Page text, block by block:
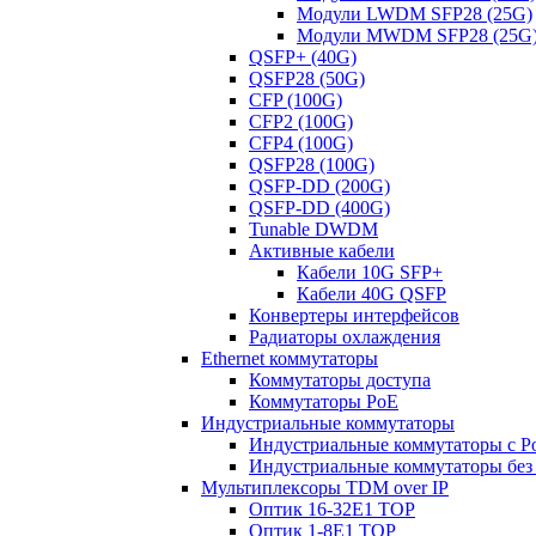
Модули LWDM SFP28 (25G)
Модули MWDM SFP28
QSFP+ (40G)
QSFP28 (50G)
CFP (100G)
CFP2 (100G)
CFP4 (100G)
QSFP28 (100G)
QSFP-DD (200G)
QSFP-DD (400G)
Tunable DWDM
Активные кабели
Кабели 10G SFP+
Кабели 40G QSFP
Конвертеры интерфейсов
Радиаторы охлаждения
Ethernet коммутаторы
Коммутаторы доступа
Коммутаторы PoE
Индустриальные коммутаторы
Индустриальные коммутаторы с
Индустриальные коммутаторы без
Мультиплексоры TDM over IP
Оптик 16-32E1 TOP
Оптик 1-8E1 TOP